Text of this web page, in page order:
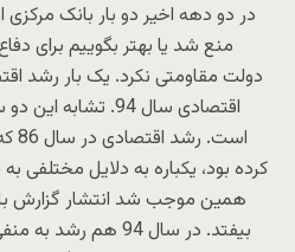
در دو دهه اخیر دو بار بانک
منع شد یا بهتر بگوییم برای
اقتصادی سال 94.
همین موجب شد انتشار گزارش